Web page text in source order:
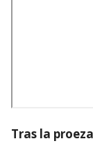
Tras la